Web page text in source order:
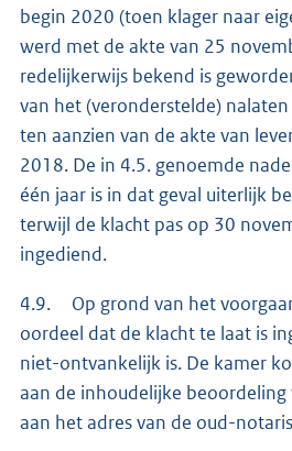
begin 2020 (toen klager naar
werd met de akte van 25
redelijkerwijs bekend is
van het (veronderstelde)
ten aanzien van de akte van
2018. De in 4.5. genoemde
één jaar is in dat geval uiterlijk
terwijl de klacht pas op 30
ingediend.
4.9. Op grond van het
oordeel dat de klacht te laat is
niet-ontvankelijk is. De kamer
aan de inhoudelijke
aan het adres van de oud-